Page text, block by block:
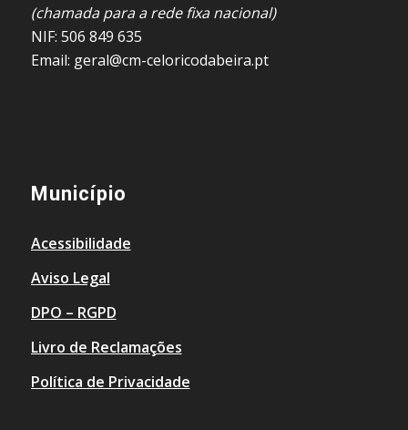
(chamada para a rede fixa nacional)
NIF: 506 849 635
Email: geral@cm-celoricodabeira.pt
Município
Acessibilidade
Aviso Legal
DPO – RGPD
Livro de Reclamações
Política de Privacidade